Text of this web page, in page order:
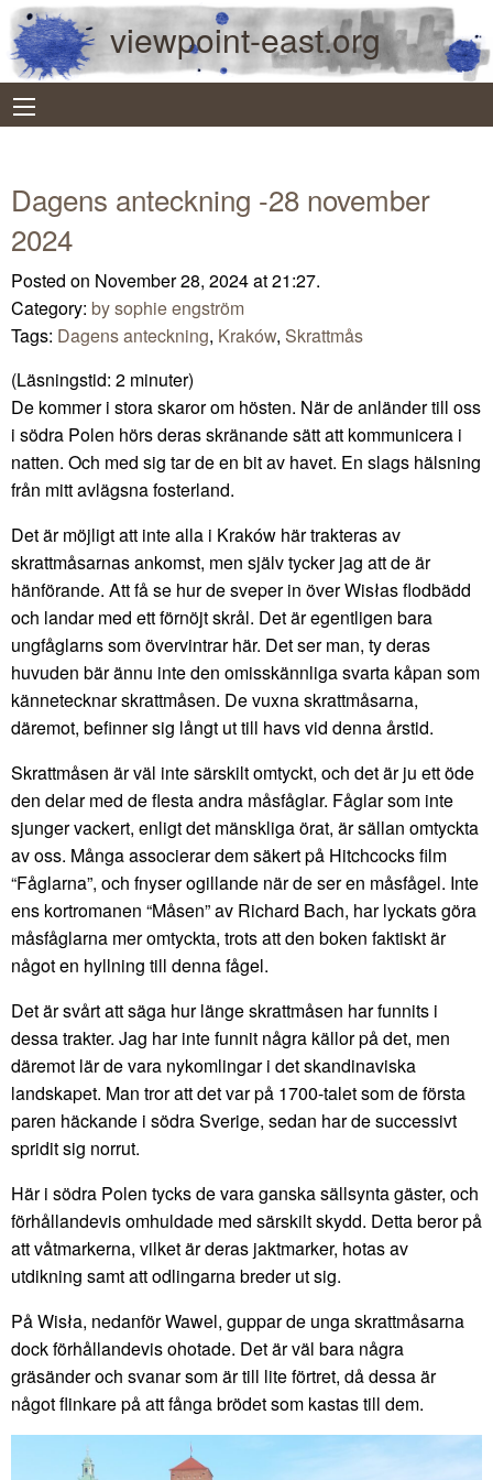
viewpoint-east.org
Dagens anteckning -28 november
2024
Posted on November 28, 2024 at 21:27.
Category: by sophie engström
Tags: Dagens anteckning, Kraków, Skrattmås
(Läsningstid: 2 minuter)
De kommer i stora skaror om hösten. När de anländer till oss
i södra Polen hörs deras skränande sätt att kommunicera i
natten. Och med sig tar de en bit av havet. En slags hälsning
från mitt avlägsna fosterland.
Det är möjligt att inte alla i Kraków här trakteras av
skrattmåsarnas ankomst, men själv tycker jag att de är
hänförande. Att få se hur de sveper in över Wisłas flodbädd
och landar med ett förnöjt skrål. Det är egentligen bara
ungfåglarns som övervintrar här. Det ser man, ty deras
huvuden bär ännu inte den omisskännliga svarta kåpan som
kännetecknar skrattmåsen. De vuxna skrattmåsarna,
däremot, befinner sig långt ut till havs vid denna årstid.
Skrattmåsen är väl inte särskilt omtyckt, och det är ju ett öde
den delar med de flesta andra måsfåglar. Fåglar som inte
sjunger vackert, enligt det mänskliga örat, är sällan omtyckta
av oss. Många associerar dem säkert på Hitchcocks film
“Fåglarna”, och fnyser ogillande när de ser en måsfågel. Inte
ens kortromanen “Måsen” av Richard Bach, har lyckats göra
måsfåglarna mer omtyckta, trots att den boken faktiskt är
något en hyllning till denna fågel.
Det är svårt att säga hur länge skrattmåsen har funnits i
dessa trakter. Jag har inte funnit några källor på det, men
däremot lär de vara nykomlingar i det skandinaviska
landskapet. Man tror att det var på 1700-talet som de första
paren häckande i södra Sverige, sedan har de successivt
spridit sig norrut.
Här i södra Polen tycks de vara ganska sällsynta gäster, och
förhållandevis omhuldade med särskilt skydd. Detta beror på
att våtmarkerna, vilket är deras jaktmarker, hotas av
utdikning samt att odlingarna breder ut sig.
På Wisła, nedanför Wawel, guppar de unga skrattmåsarna
dock förhållandevis ohotade. Det är väl bara några
gräsänder och svanar som är till lite förtret, då dessa är
något flinkare på att fånga brödet som kastas till dem.